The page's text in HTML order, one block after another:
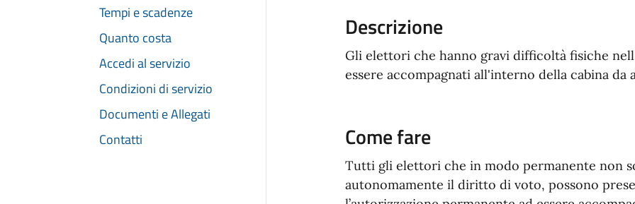
Tempi e scadenze
Quanto costa
Accedi al servizio
Condizioni di servizio
Documenti e Allegati
Contatti
Descrizione
Gli elettori che hanno gravi difficoltà fisiche
essere accompagnati all'interno della cabina da
Come fare
Tutti gli elettori che in modo permanente non
autonomamente il diritto di voto, possono